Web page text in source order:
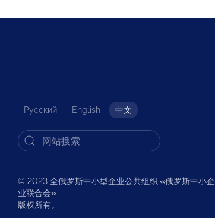
Русский English 中文
© 2023 全俄罗斯中小型企业公共组织 «俄罗斯中小企
业联合会»
版权所有。